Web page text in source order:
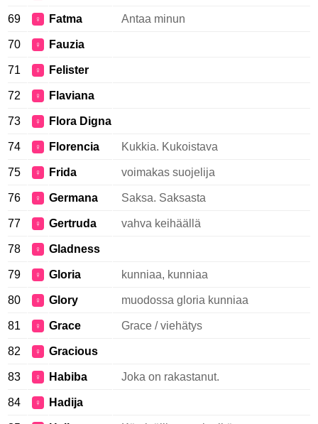
69 ♀ Fatma Antaa minun
70 ♀ Fauzia
71 ♀ Felister
72 ♀ Flaviana
73 ♀ Flora Digna
74 ♀ Florencia Kukkia. Kukoistava
75 ♀ Frida voimakas suojelija
76 ♀ Germana Saksa. Saksasta
77 ♀ Gertruda vahva keihäällä
78 ♀ Gladness
79 ♀ Gloria kunniaa, kunniaa
80 ♀ Glory muodossa gloria kunniaa
81 ♀ Grace Grace / viehätys
82 ♀ Gracious
83 ♀ Habiba Joka on rakastanut.
84 ♀ Hadija